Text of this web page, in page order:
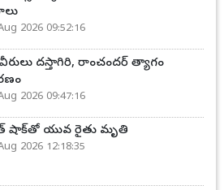
2026 09:52:16
దస్తాగిరి, రాంచందర్ త్యాగం
2026 09:47:16
షాక్‌తో యువ రైతు మృతి
2026 12:18:35